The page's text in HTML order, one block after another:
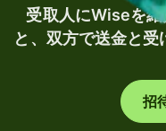
受取人にWiseを
と、双方で送金と受
招